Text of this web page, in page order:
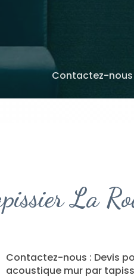
Contactez-nous
La
Contactez-nous : Devis
acoustique mur par